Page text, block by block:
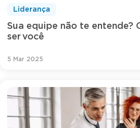
Sua equipe não te entende?
ser você
Liderança
5 Mar 2025